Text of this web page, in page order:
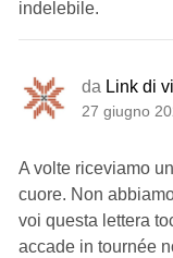
indelebile.
da Link di
27 giugno
A volte riceviamo
cuore. Non
voi questa lettera
accade in tournée